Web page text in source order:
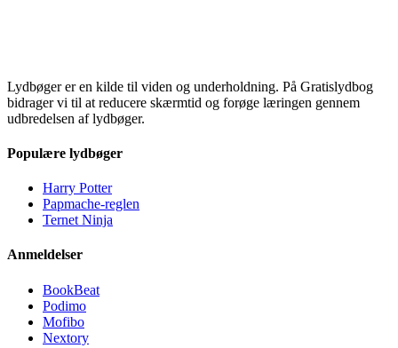
Lydbøger er en kilde til viden og underholdning. På Gratislydbog
bidrager vi til at reducere skærmtid og forøge læringen gennem
udbredelsen af lydbøger.
Populære lydbøger
Harry Potter
Papmache-reglen
Ternet Ninja
Anmeldelser
BookBeat
Podimo
Mofibo
Nextory